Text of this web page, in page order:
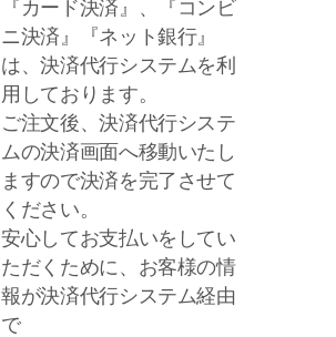
『カード決済』、『コンビ
ニ決済』『ネット銀行』
は、決済代行システムを利
用しております。
ご注文後、決済代行システ
ムの決済画面へ移動いたし
ますので決済を完了させて
ください。
安心してお支払いをしてい
ただくために、お客様の情
報が決済代行システム経由
で